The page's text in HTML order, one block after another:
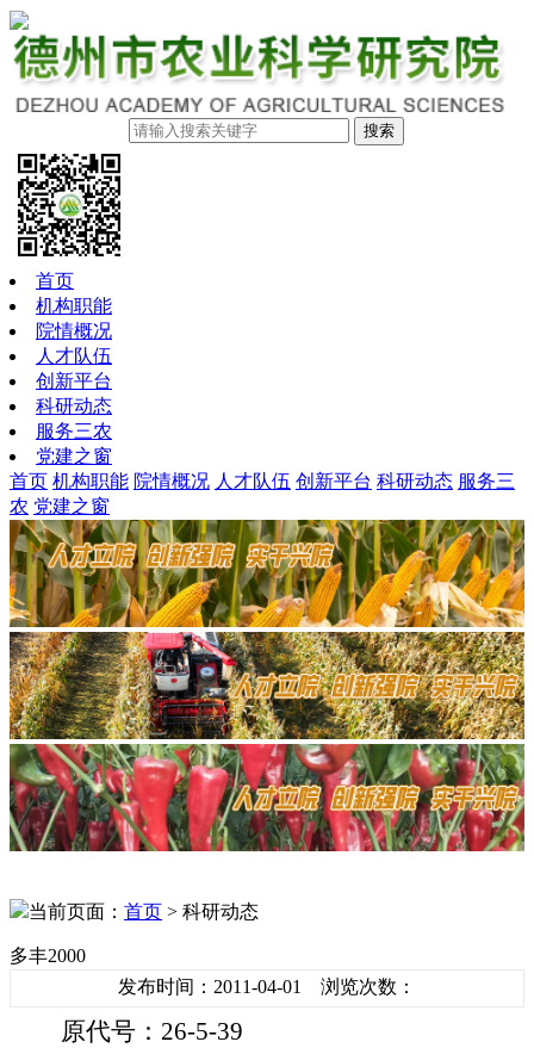
搜索
首页
机构职能
院情概况
人才队伍
创新平台
科研动态
服务三农
党建之窗
首页 机构职能 院情概况 人才队伍 创新平台 科研动态 服务三
农 党建之窗
当前页面： 首页 > 科研动态
多丰2000
发布时间：2011-04-01 浏览次数：
原代号： 26-5-39